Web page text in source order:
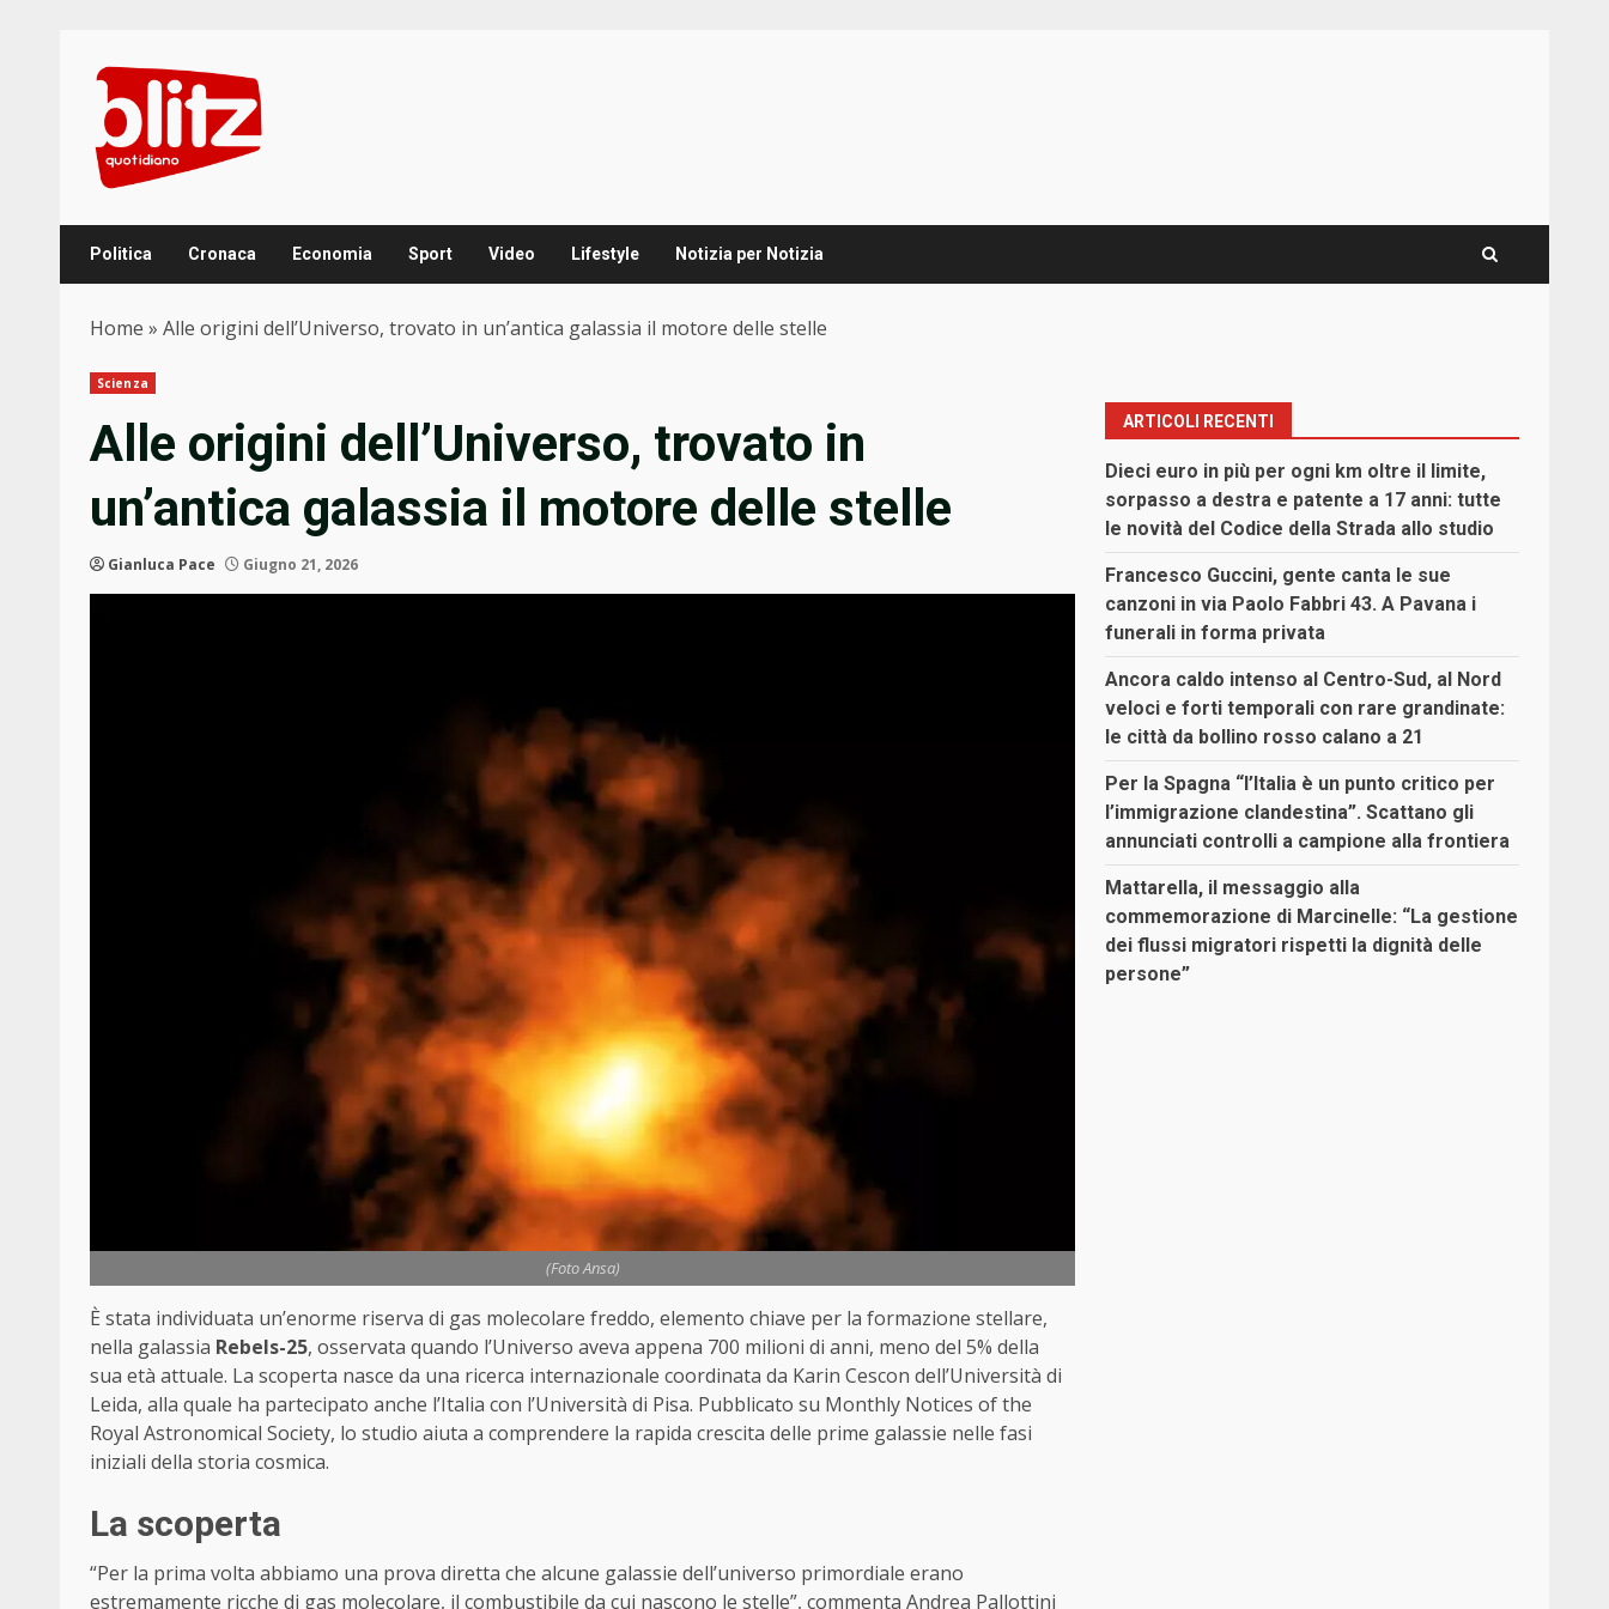
content
Politica Cronaca Economia Sport Video Lifestyle Notizia per Notizia
Home » Alle origini dell’Universo, trovato in un’antica galassia il motore delle stelle
Scienza
Alle origini dell’Universo, trovato in
un’antica galassia il motore delle stelle
Gianluca Pace Giugno 21, 2026
(Foto Ansa)
È stata individuata un’enorme riserva di gas molecolare freddo, elemento chiave per la formazione stellare,
nella galassia Rebels-25, osservata quando l’Universo aveva appena 700 milioni di anni, meno del 5% della
sua età attuale. La scoperta nasce da una ricerca internazionale coordinata da Karin Cescon dell’Università di
Leida, alla quale ha partecipato anche l’Italia con l’Università di Pisa. Pubblicato su Monthly Notices of the
Royal Astronomical Society, lo studio aiuta a comprendere la rapida crescita delle prime galassie nelle fasi
iniziali della storia cosmica.
La scoperta
“Per la prima volta abbiamo una prova diretta che alcune galassie dell’universo primordiale erano
estremamente ricche di gas molecolare, il combustibile da cui nascono le stelle”, commenta Andrea Pallottini
ARTICOLI RECENTI
Dieci euro in più per ogni km oltre il limite,
sorpasso a destra e patente a 17 anni: tutte
le novità del Codice della Strada allo studio
Francesco Guccini, gente canta le sue
canzoni in via Paolo Fabbri 43. A Pavana i
funerali in forma privata
Ancora caldo intenso al Centro-Sud, al Nord
veloci e forti temporali con rare grandinate:
le città da bollino rosso calano a 21
Per la Spagna “l’Italia è un punto critico per
l’immigrazione clandestina”. Scattano gli
annunciati controlli a campione alla frontiera
Mattarella, il messaggio alla
commemorazione di Marcinelle: “La gestione
dei flussi migratori rispetti la dignità delle
persone”